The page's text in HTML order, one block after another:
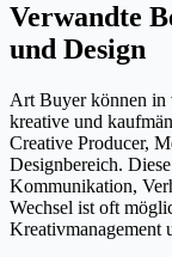
Verwandte
und Design
Art Buyer können in
kreative und
Creative Producer,
Designbereich.
Kommunikation,
Wechsel ist oft
Kreativmanagement